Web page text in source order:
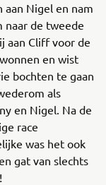
Nigel en nam
naar de tweede
aan Cliff voor de
en wist
bochten te gaan
als
en Nigel. Na de
race
was het ook
gat van slechts